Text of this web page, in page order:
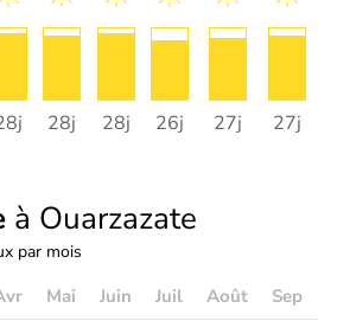
28j 28j 26j 27j 27j
à Ouarzazate
par mois
Mai Juin Juil Août Sep